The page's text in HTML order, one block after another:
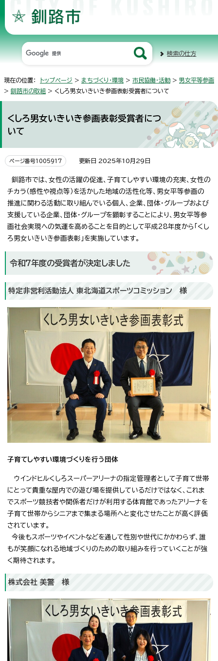
検索の仕方
現在の位置： トップページ > まちづくり・環境 > 市民協働・活動> 男女平等参画
> 釧路市の取組 > くしろ男女いきいき参画表彰受賞者について
くしろ男女いきいき参画表彰受賞者につ
いて
ページ番号1005917 更新日 2025年10月29日
釧路市では、女性の活躍の促進、子育てしやすい環境の充実、女性の
チカラ（感性や視点等）を活かした地域の活性化等、男女平等参画の
推進に関わる活動に取り組んでいる個人、企業、団体・グループおよび
支援している企業、団体・グループを顕彰することにより、男女平等参
画社会実現への気運を高めることを目的として平成28年度から「くし
ろ男女いきいき参画表彰」を実施しています。
令和7年度の受賞者が決定しました
特定非営利活動法人 東北海道スポーツコミッション 様
子育てしやすい環境づくりを行う団体
ウインドヒルくしろスーパーアリーナの指定管理者として子育て世帯
にとって貴重な屋内での遊び場を提供しているだけではなく、これま
でスポーツ競技者や関係者だけが利用する体育館であったアリーナを
子育て世帯からシニアまで集まる場所へと変化させたことが高く評価
されています。
今後もスポーツやイベントなどを通して性別や世代にかかわらず、誰
もが笑顔になれる地域づくりのための取り組みを行っていくことが強
く期待されます。
株式会社 美警 様